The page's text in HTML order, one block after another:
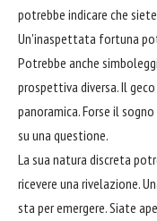
potrebbe indicare che
Un'inaspettata fortuna
Potrebbe anche
prospettiva diversa. Il
panoramica. Forse il
su una questione.
La sua natura discreta
ricevere una rivelazione.
sta per emergere. Siate